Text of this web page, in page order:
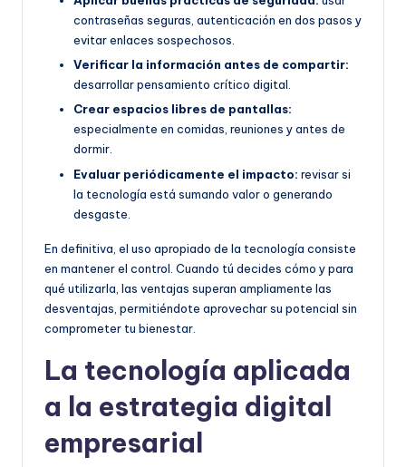
contraseñas seguras, autenticación en dos pasos y
evitar enlaces sospechosos.
Verificar la información antes de compartir:
desarrollar pensamiento crítico digital.
Crear espacios libres de pantallas:
especialmente en comidas, reuniones y antes de
dormir.
Evaluar periódicamente el impacto: revisar si
la tecnología está sumando valor o generando
desgaste.
En definitiva, el uso apropiado de la tecnología consiste
en mantener el control. Cuando tú decides cómo y para
qué utilizarla, las ventajas superan ampliamente las
desventajas, permitiéndote aprovechar su potencial sin
comprometer tu bienestar.
La tecnología aplicada
a la estrategia digital
empresarial